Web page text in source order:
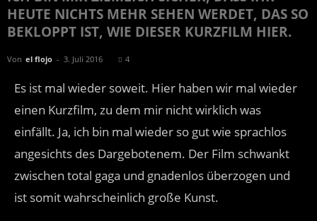
HEUTE NICHTS MEHR SEHEN WERDET, DAS SO
BEKLOPPT IST, WIE DIESER KURZFILM HIER.
Von el flojo - 3. Juli 2016 4
Es ist mal wieder soweit. Hier haben wir mal wieder
einen Kurzfilm, zu dem mir nicht wirklich was
einfällt. Ja, ich bin mal wieder so gut wie sprachlos
angesichts des Dargebotenem. Der Film schwankt
zwischen total gaga und gnadenlos überzogen und
ist somit wahrscheinlich große Kunst.